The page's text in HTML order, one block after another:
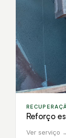
Reforço
Ver serviço